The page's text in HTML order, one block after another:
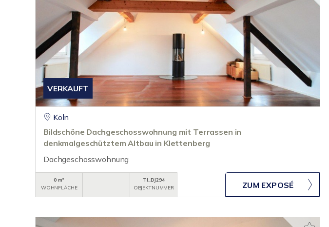
VERKAUFT
Köln
Bildschöne Dachgeschosswohnung mit Terrassen in
denkmalgeschütztem Altbau in Klettenberg
Dachgeschosswohnung
0 m²
WOHNFLÄCHE
TI_DJ294
OBJEKTNUMMER
ZUM EXPOSÉ